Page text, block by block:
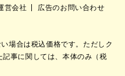
営会社
広告のお問い合わせ
場合は税込価格です。ただしク
事に関しては、本体のみ（税